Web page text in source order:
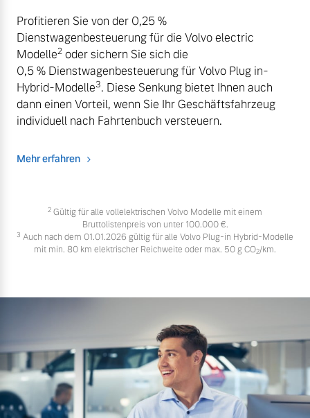
Profitieren Sie von der 0,25 %
Dienstwagenbesteuerung für die Volvo electric
Modelle2 oder sichern Sie sich die
0,5 % Dienstwagenbesteuerung für Volvo Plug in-
Hybrid-Modelle3. Diese Senkung bietet Ihnen auch
dann einen Vorteil, wenn Sie Ihr Geschäftsfahrzeug
individuell nach Fahrtenbuch versteuern.
Mehr erfahren
2 Gültig für alle vollelektrischen Volvo Modelle mit einem
Bruttolistenpreis von unter 100.000 €.
3 Auch nach dem 01.01.2026 gültig für alle Volvo Plug-in Hybrid-Modelle
mit min. 80 km elektrischer Reichweite oder max. 50 g CO2/km.